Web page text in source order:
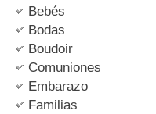
Bebés
Bodas
Boudoir
Comuniones
Embarazo
Familias